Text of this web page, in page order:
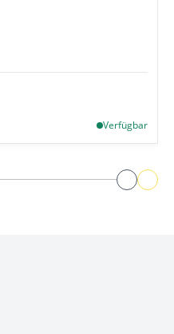
Verfügbar